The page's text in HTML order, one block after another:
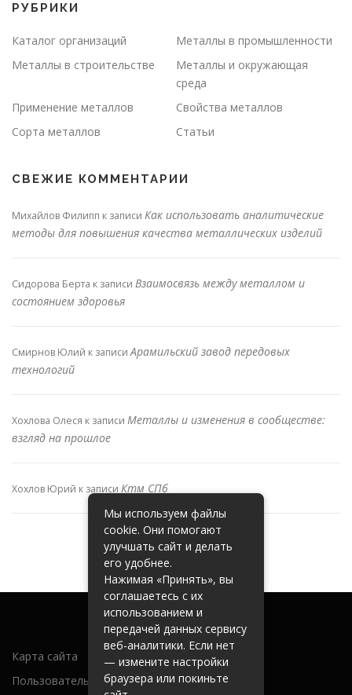
РУБРИКИ
Каталог организаций
Металлы в промышленности
Металлы в строительстве
Металлы и окружающая
среда
Применение металлов
Свойства металлов
Сорта металлов
Статьи
СВЕЖИЕ КОММЕНТАРИИ
Михайлов Филипп к записи Как использовать аналитические
методы для повышения качества металлических изделий
Сидорова Берта к записи Взаимосвязь между металлом и
состоянием здоровья
Смирнов Юлий к записиАрамильский завод передовых
технологий
Хохлова Олеся к записи Металлы и изменения в сообществе:
взгляд на прошлое
Хохлов Юрий к записи Ктм СПб
Карта сайта
Пользовательское соглашение
Мы используем файлы
cookie. Они помогают
улучшать сайт и делать
его удобнее.
Нажимая «Принять», вы
соглашаетесь с их
использованием и
передачей данных сервису
веб-аналитики. Если нет
— измените настройки
браузера или покиньте